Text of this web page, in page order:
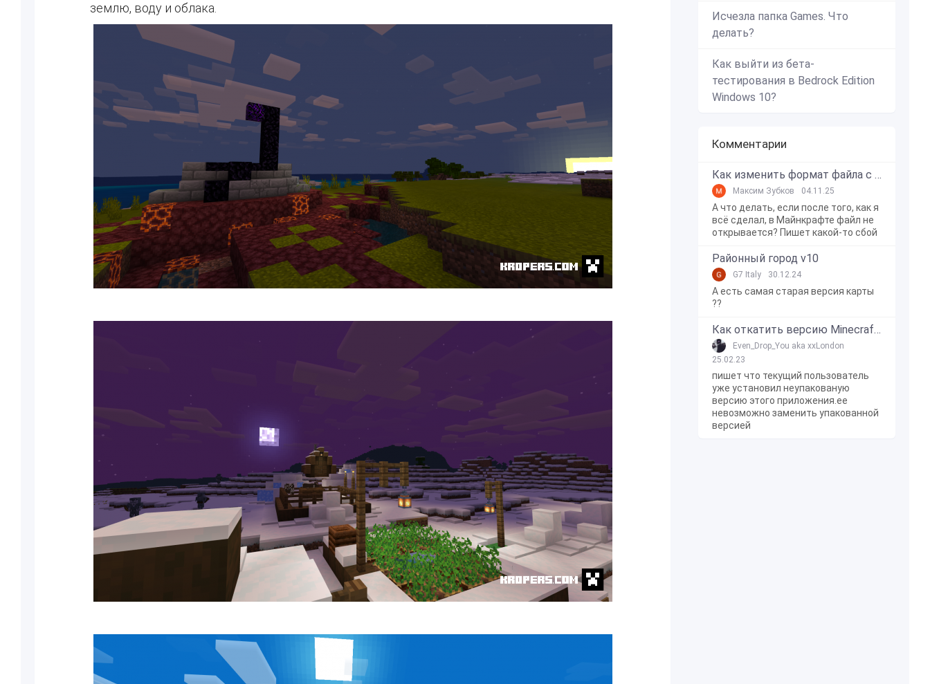
землю, воду и облака.
Исчезла папка Games. Что
делать?
Как выйти из бета-
тестирования в Bedrock Edition
Windows 10?
Комментарии
Как изменить формат файла с zip в mcworld?
Максим Зубков 04.11.25
А что делать, если после того, как я
всё сделал, в Майнкрафте файл не
открывается? Пишет какой-то сбой
Районный город v10
G7 Italy 30.12.24
А есть самая старая версия карты
??
Как откатить версию Minecraft Bedrock Edition на Windows 10?
Even_Drop_You aka xxLondon
25.02.23
пишет что текущий пользователь
уже установил неупакованую
версию этого приложения.ее
невозможно заменить упакованной
версией